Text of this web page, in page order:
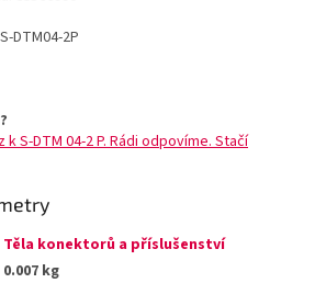
DTM04-2P
S-DTM 04-2 P. Rádi odpovíme. Stačí
Těla konektorů a příslušenství
0.007 kg